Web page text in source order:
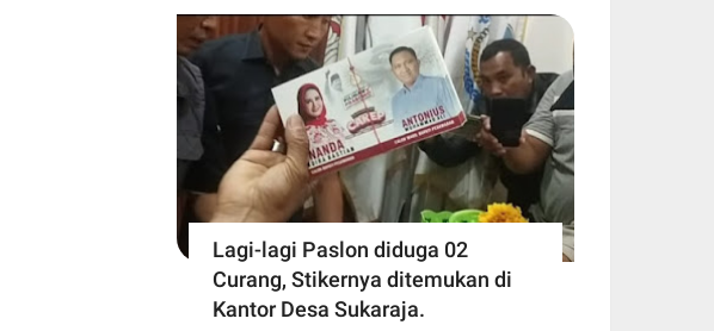
Lagi-lagi Paslon diduga 02
Curang, Stikernya ditemukan di
Kantor Desa Sukaraja.